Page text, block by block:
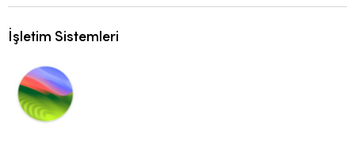
İşletim Sistemleri